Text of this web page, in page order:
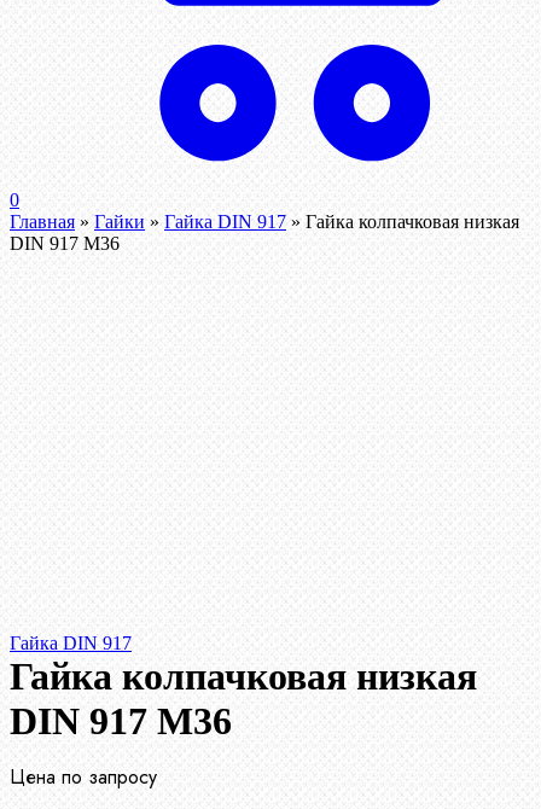
0
Главная » Гайки » Гайка DIN 917 » Гайка колпачковая низкая
DIN 917 М36
Гайка DIN 917
Гайка колпачковая низкая
DIN 917 М36
Цена по запросу